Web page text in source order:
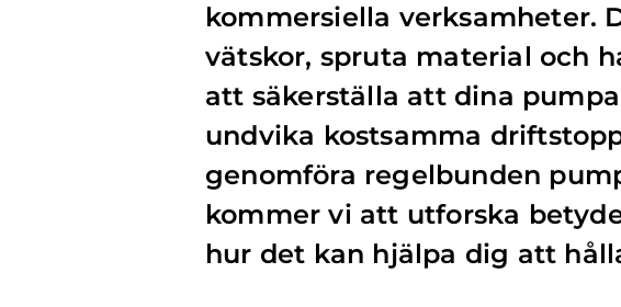
kommersiella verksamheter.
vätskor, spruta material och
att säkerställa att dina
undvika kostsamma
genomföra regelbunden
kommer vi att utforska
hur det kan hjälpa dig att